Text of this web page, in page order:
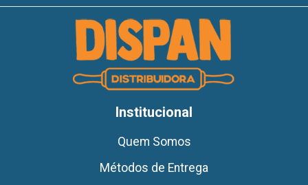
Institucional
Quem Somos
Métodos de Entrega